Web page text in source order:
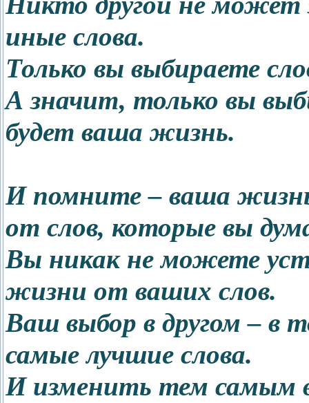
иные слова.
Только вы выбираете
А значит, только вы
будет ваша жизнь.
И помните – ваша
от слов, которые вы
Вы никак не можете
жизни от ваших слов.
Ваш выбор в другом – в
самые лучшие слова.
И изменить тем самым